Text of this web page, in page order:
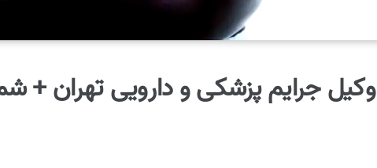
وکیل جرایم پزشکی و دارویی تهران +